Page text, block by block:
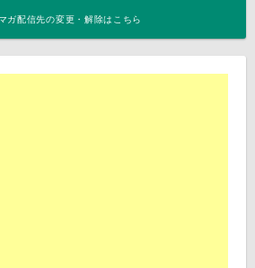
ガ配信先の変更・解除はこちら